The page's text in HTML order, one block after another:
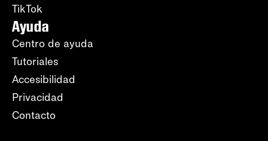
TikTok
Ayuda
Centro de ayuda
Tutoriales
Accesibilidad
Privacidad
Contacto